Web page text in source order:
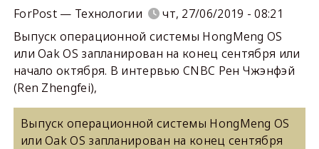
ForPost — Технологии
чт, 27/06/2019 - 08:21
Выпуск операционной системы HongMeng OS
или Oak OS запланирован на конец сентября или
начало октября. В интервью CNBC Рен Чжэнфэй
(Ren Zhengfei),
Выпуск операционной системы HongMeng OS
или Oak OS запланирован на конец сентября